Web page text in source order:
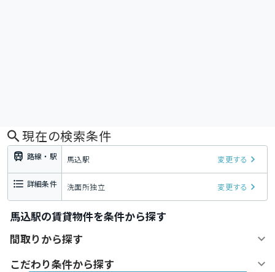
現在の検索条件
路線・駅 馬込駅 変更する
詳細条件 洗面所独立 変更する
馬込駅の賃貸物件を条件から探す
間取りから探す
こだわり条件から探す